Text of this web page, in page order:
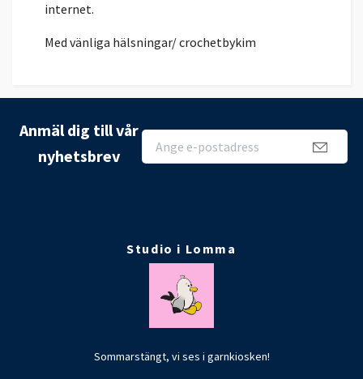
internet.
Med vänliga hälsningar/ crochetbykim
Anmäl dig till vår
nyhetsbrev
Studio i Lomma
Sommarstängt, vi ses i garnkiosken!